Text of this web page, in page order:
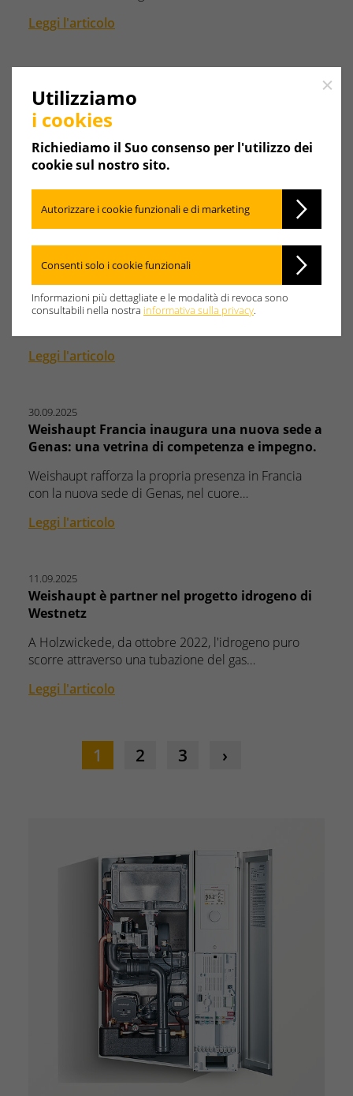
Leggi l'articolo
Weishaupt sostiene il Campionato Tedesco dei
Fumisti e Spazzacamini 2025.
All'inizio di novembre si è svolto a Berlino il
Campionato Tedesco dei Fumisti e…
Leggi l'articolo
13.11.2025
Il Gruppo Weishaupt inaugura la nuova filiale
Già dal 1991 la Max Weishaupt SE, uno dei
Leggi l'articolo
30.09.2025
Weishaupt Francia inaugura una nuova sede a
Genas: una vetrina di competenza e impegno.
Weishaupt rafforza la propria presenza in Francia
con la nuova sede di Genas, nel cuore…
Leggi l'articolo
11.09.2025
Weishaupt è partner nel progetto idrogeno di
Westnetz
A Holzwickede, da ottobre 2022, l'idrogeno puro
scorre attraverso una tubazione del gas…
Leggi l'articolo
1 2 3
Close
Utilizziamo
i cookies
Richiediamo il Suo consenso per l'utilizzo dei
cookie sul nostro sito.
Autorizzare i cookie funzionali e di marketing
Consenti solo i cookie funzionali
Informazioni più dettagliate e le modalità di revoca sono
consultabili nella nostra informativa sulla privacy.